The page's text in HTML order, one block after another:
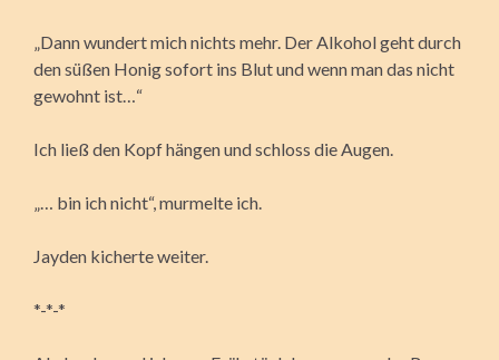
„Dann wundert mich nichts mehr. Der Alkohol geht durch
den süßen Honig sofort ins Blut und wenn man das nicht
gewohnt ist…“
Ich ließ den Kopf hängen und schloss die Augen.
„… bin ich nicht“, murmelte ich.
Jayden kicherte weiter.
*-*-*